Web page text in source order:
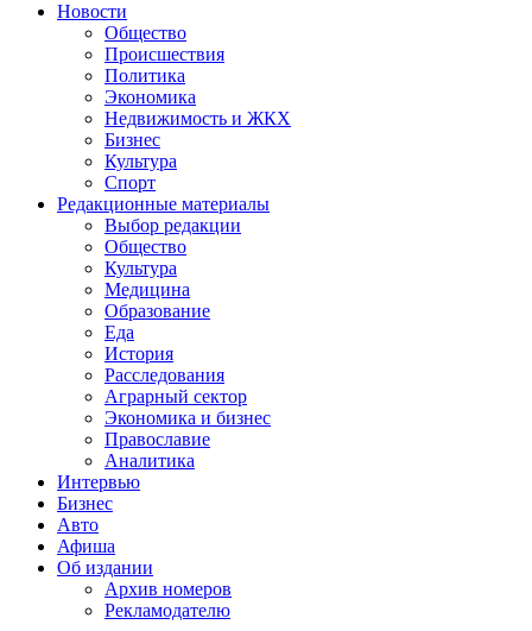
Новости
Общество
Происшествия
Политика
Экономика
Недвижимость и ЖКХ
Бизнес
Культура
Спорт
Редакционные материалы
Выбор редакции
Общество
Культура
Медицина
Образование
Еда
История
Расследования
Аграрный сектор
Экономика и бизнес
Православие
Аналитика
Интервью
Бизнес
Авто
Афиша
Об издании
Архив номеров
Рекламодателю